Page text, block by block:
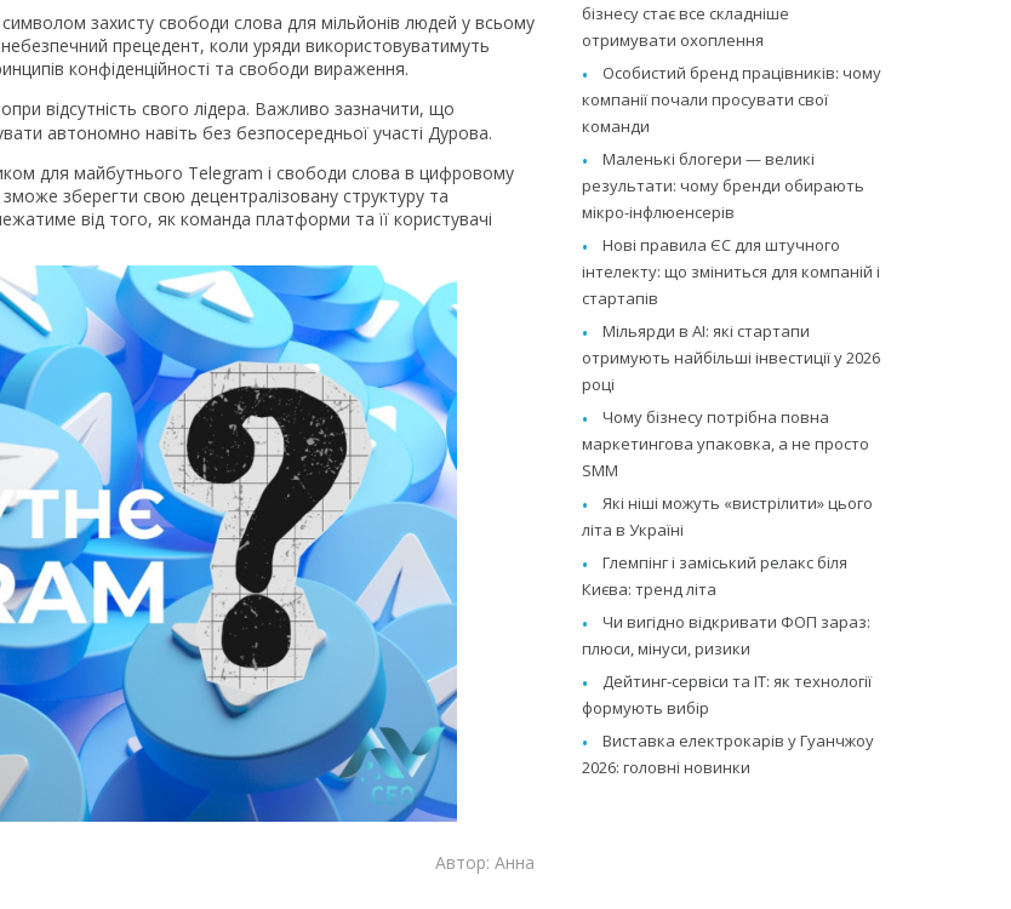
захисту свободи слова для мільйонів людей у всьому
прецедент, коли уряди використовуватимуть
конфіденційності та свободи вираження.
відсутність свого лідера. Важливо зазначити, що
автономно навіть без безпосередньої участі Дурова.
для майбутнього Telegram і свободи слова в цифровому
зберегти свою децентралізовану структуру та
від того, як команда платформи та її користувачі
Автор: Анна
бізнесу стає все складніше
отримувати охоплення
Особистий бренд працівників: чому
компанії почали просувати свої
команди
Маленькі блогери — великі
результати: чому бренди обирають
мікро-інфлюенсерів
Нові правила ЄС для штучного
інтелекту: що зміниться для компаній і
стартапів
Мільярди в AI: які стартапи
отримують найбільші інвестиції у 2026
році
Чому бізнесу потрібна повна
маркетингова упаковка, а не просто
SMM
Які ніші можуть «вистрілити» цього
літа в Україні
Глемпінг і заміський релакс біля
Києва: тренд літа
Чи вигідно відкривати ФОП зараз:
плюси, мінуси, ризики
Дейтинг-сервіси та IT: як технології
формують вибір
Виставка електрокарів у Гуанчжоу
2026: головні новинки